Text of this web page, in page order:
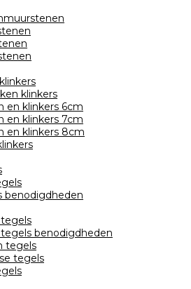
klinkers
en klinkers 6cm
en klinkers 7cm
en klinkers 8cm
benodigdheden
benodigdheden
tegels
tegels